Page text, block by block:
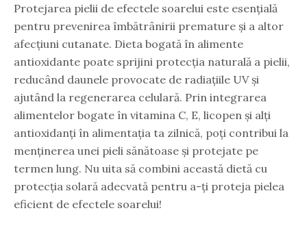
Protejarea pielii de efectele soarelui este esențială
pentru prevenirea îmbătrânirii premature și a altor
afecțiuni cutanate. Dieta bogată în alimente
antioxidante poate sprijini protecția naturală a pielii,
reducând daunele provocate de radiațiile UV și
ajutând la regenerarea celulară. Prin integrarea
alimentelor bogate în vitamina C, E, licopen și alți
antioxidanți în alimentația ta zilnică, poți contribui la
menținerea unei pieli sănătoase și protejate pe
termen lung. Nu uita să combini această dietă cu
protecția solară adecvată pentru a-ți proteja pielea
eficient de efectele soarelui!